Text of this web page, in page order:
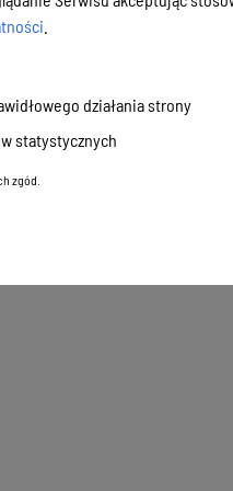
4
6 25-02-2025
działania strony
statystycznych
zgód.